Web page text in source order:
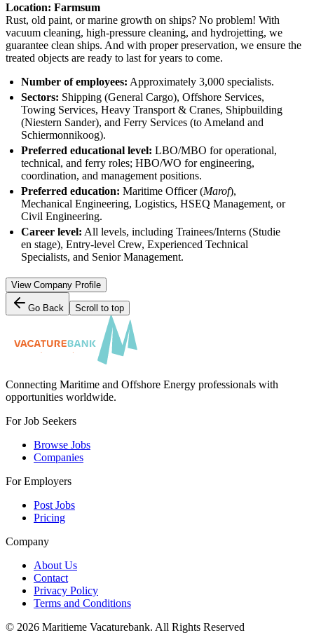
Location: Farmsum
Rust, old paint, or marine growth on ships? No problem! With
vacuum cleaning, high-pressure cleaning, and hydrojetting, we
guarantee clean ships. And with proper preservation, we ensure the
treated objects are ready to last for years to come.
Number of employees: Approximately 3,000 specialists.
Sectors: Shipping (General Cargo), Offshore Services,
Towing Services, Heavy Transport & Cranes, Shipbuilding
(Niestern Sander), and Ferry Services (to Ameland and
Schiermonnikoog).
Preferred educational level: LBO/MBO for operational,
technical, and ferry roles; HBO/WO for engineering,
coordination, and management positions.
Preferred education: Maritime Officer (Marof),
Mechanical Engineering, Logistics, HSEQ Management, or
Civil Engineering.
Career level: All levels, including Trainees/Interns (Studie
en stage), Entry-level Crew, Experienced Technical
Specialists, and Senior Management.
View Company Profile
Go Back Scroll to top
Connecting Maritime and Offshore Energy professionals with
opportunities worldwide.
For Job Seekers
Browse Jobs
Companies
For Employers
Post Jobs
Pricing
Company
About Us
Contact
Privacy Policy
Terms and Conditions
© 2026 Maritieme Vacaturebank. All Rights Reserved